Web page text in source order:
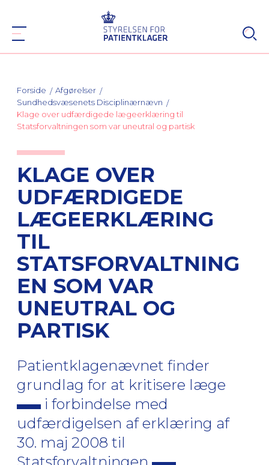
Forside
Afgørelser
Sundhedsvæsenets Disciplinærnævn
Klage over udfærdigede lægeerklæring til
Statsforvaltningen som var uneutral og partisk
KLAGE OVER
UDFÆRDIGEDE
LÆGEERKLÆRING
TIL
STATSFORVALTNING
EN SOM VAR
UNEUTRAL OG
PARTISK
Patientklagenævnet finder
grundlag for at kritisere læge
i forbindelse med
udfærdigelsen af erklæring af
30. maj 2008 til